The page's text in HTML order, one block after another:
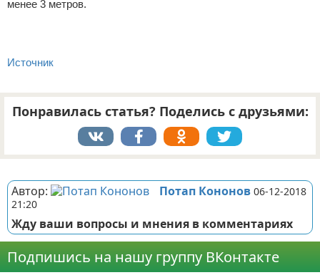
менее 3 метров.
Источник
Понравилась статья? Поделись с друзьями:
Автор: Потап Кононов 06-12-2018
21:20
Жду ваши вопросы и мнения в комментариях
Подпишись на нашу группу ВКонтакте